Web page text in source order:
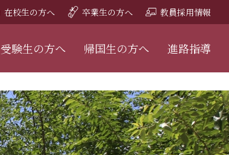
在校生の方へ 卒業生の方へ 教員採用情報
受験生の方へ 帰国生の方へ 進路指導